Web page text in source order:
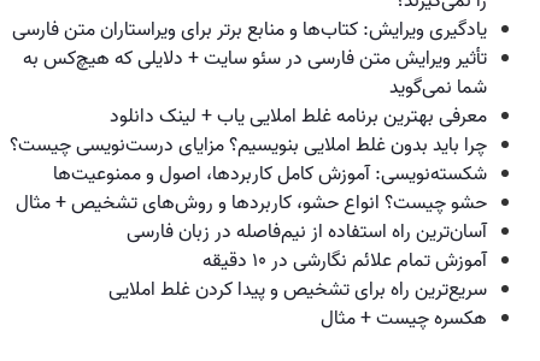
یادگیری ویرایش: کتاب‌ها و منابع برتر برای ویراستاران متن فارسی
تأثیر ویرایش متن فارسی در سئو سایت + دلایلی که هیچ‌کس به
شما نمی‌گوید
معرفی بهترین برنامه غلط املایی یاب + لینک دانلود
چرا باید بدون غلط املایی بنویسیم؟ مزایای درست‌نویسی چیست؟
شکسته‌نویسی: آموزش کامل کاربردها، اصول و ممنوعیت‌ها
حشو چیست؟ انواع حشو، کاربردها و روش‌های تشخیص + مثال
آسان‌ترین راه استفاده از نیم‌فاصله در زبان فارسی
آموزش تمام علائم نگارشی در ۱۰ دقیقه
سریع‌ترین راه برای تشخیص و پیدا کردن غلط املایی
هکسره چیست + مثال